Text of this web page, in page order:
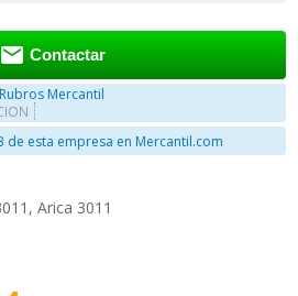
Contactar
Mercantil
de esta empresa en Mercantil.com
Arica 3011